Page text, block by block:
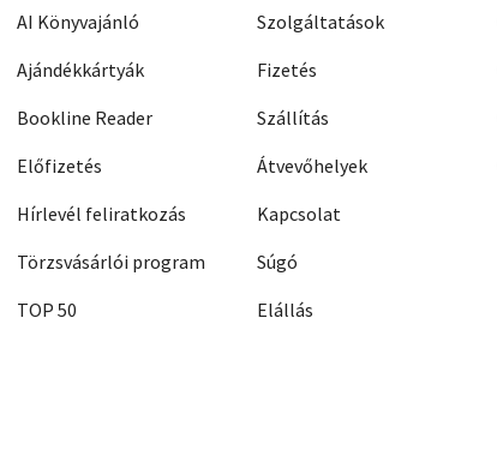
AI Könyvajánló
Ajándékkártyák
Bookline Reader
Előfizetés
Hírlevél feliratkozás
Törzsvásárlói program
TOP 50
Szolgáltatások
Fizetés
Szállítás
Átvevőhelyek
Kapcsolat
Súgó
Elállás